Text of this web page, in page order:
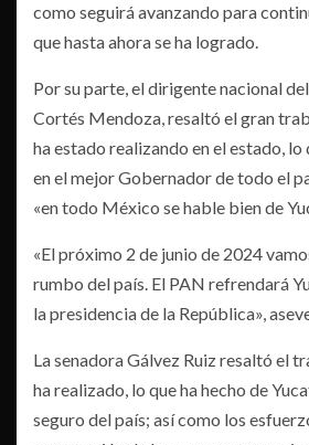
como seguirá avanzando para
que hasta ahora se ha logrado.
Por su parte, el dirigente nacional
Cortés Mendoza, resaltó el gran
ha estado realizando en el estado,
en el mejor Gobernador de todo el
«en todo México se hable bien de
«El próximo 2 de junio de 2024
rumbo del país. El PAN refrendará
la presidencia de la República»,
La senadora Gálvez Ruiz resaltó el
ha realizado, lo que ha hecho de
seguro del país; así como los